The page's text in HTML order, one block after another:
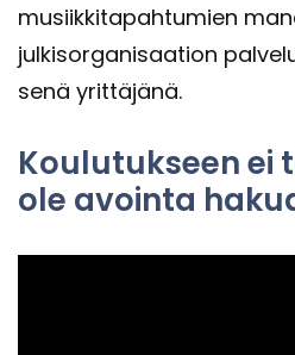
musiik­ki­ta­pah­tu­mien
jul­ki­sor­ga­ni­saa­tion
se­nä yrit­tä­jä­nä.
Kou­lu­tuk­seen ei
ole avoin­ta